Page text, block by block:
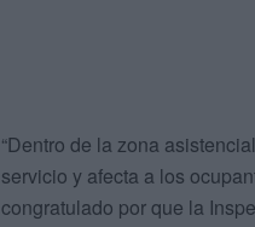
“Dentro de la zona
servicio y afecta a los
congratulado por que la